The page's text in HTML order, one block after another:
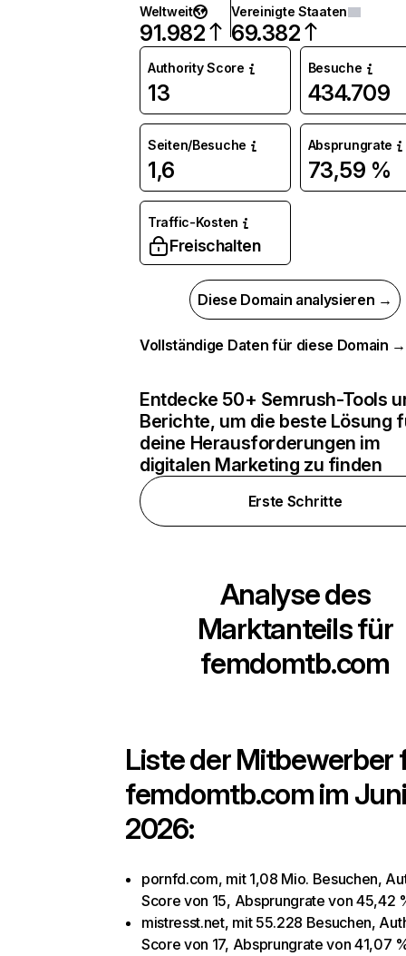
Weltweit
91.982
Vereinigte Staaten
69.382
Authority Score
13
Besuche
434.709
Seiten/Besuche
1,6
Absprungrate
73,59 %
Traffic-Kosten
Freischalten
Diese Domain analysieren →
Vollständige Daten für diese Domain →
Entdecke 50+ Semrush-Tools
Berichte, um die beste Lösung
deine Herausforderungen im
digitalen Marketing zu finden
Erste Schritte
Analyse des
Marktanteils für
femdomtb.com
Liste der Mitbewerber
femdomtb.comim Juni
2026:
pornfd.com, mit 1,08 Mio. Besuchen,
Score von 15, Absprungrate von 45,42
mistresst.net, mit 55.228 Besuchen,
Score von 17, Absprungrate von 41,07